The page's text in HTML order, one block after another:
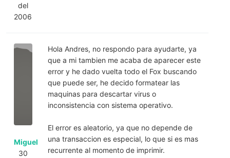
del
2006
Miguel
30
Hola Andres, no respondo para ayudarte, ya
que a mi tambien me acaba de aparecer este
error y he dado vuelta todo el Fox buscando
que puede ser, he decido formatear las
maquinas para descartar virus o
inconsistencia con sistema operativo.
El error es aleatorio, ya que no depende de
una transaccion es especial, lo que si es mas
recurrente al momento de imprimir.